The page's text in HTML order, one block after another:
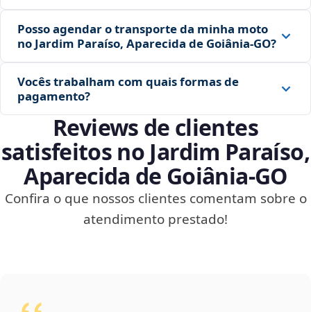
Posso agendar o transporte da minha moto
no Jardim Paraíso, Aparecida de Goiânia‑GO?
Vocês trabalham com quais formas de
pagamento?
Reviews de clientes
satisfeitos no Jardim Paraíso,
Aparecida de Goiânia‑GO
Confira o que nossos clientes comentam sobre o
atendimento prestado!